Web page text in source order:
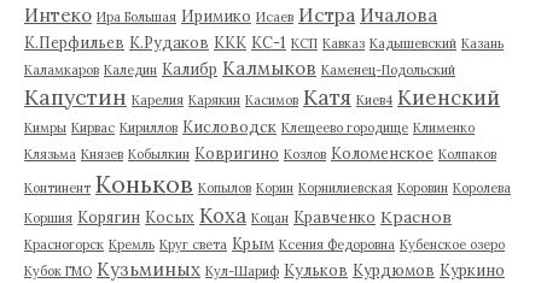
Интеко Ира Большая Иримико Исаев Истра Ичалова
К.Перфильев К.Рудаков ККК КС-1 КСП Кавказ Кадышевский Казань
Каламкаров Каледин Калибр Калмыков Каменец-Подольский
Капустин Карелия Карякин Касимов Катя Киев4 Киенский
Кимры Кирвас Кириллов Кисловодск Клещеево городище Клименко
Клязьма Князев Кобылкин Ковригино Козлов Коломенское Колпаков
Континент Коньков Копылов Корин Корнилиевская Коровин Королева
Коршия Корягин Косых Коха Коцан Кравченко Краснов
Красногорск Кремль Круг света Крым Ксения Федоровна Кубенское озеро
Кубок ГМО Кузьминых Кул-Шариф Кульков Курдюмов Куркино